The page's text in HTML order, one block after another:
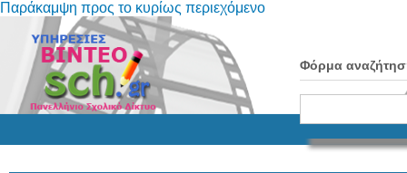
Παράκαμψη προς το κυρίως περιεχόμενο
Φόρμα